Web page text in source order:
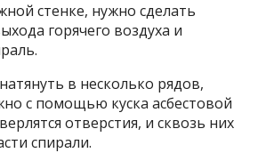
стенке, нужно сделать
горячего воздуха и
в несколько рядов,
с помощью куска асбестовой
отверстия, и сквозь них
спирали.